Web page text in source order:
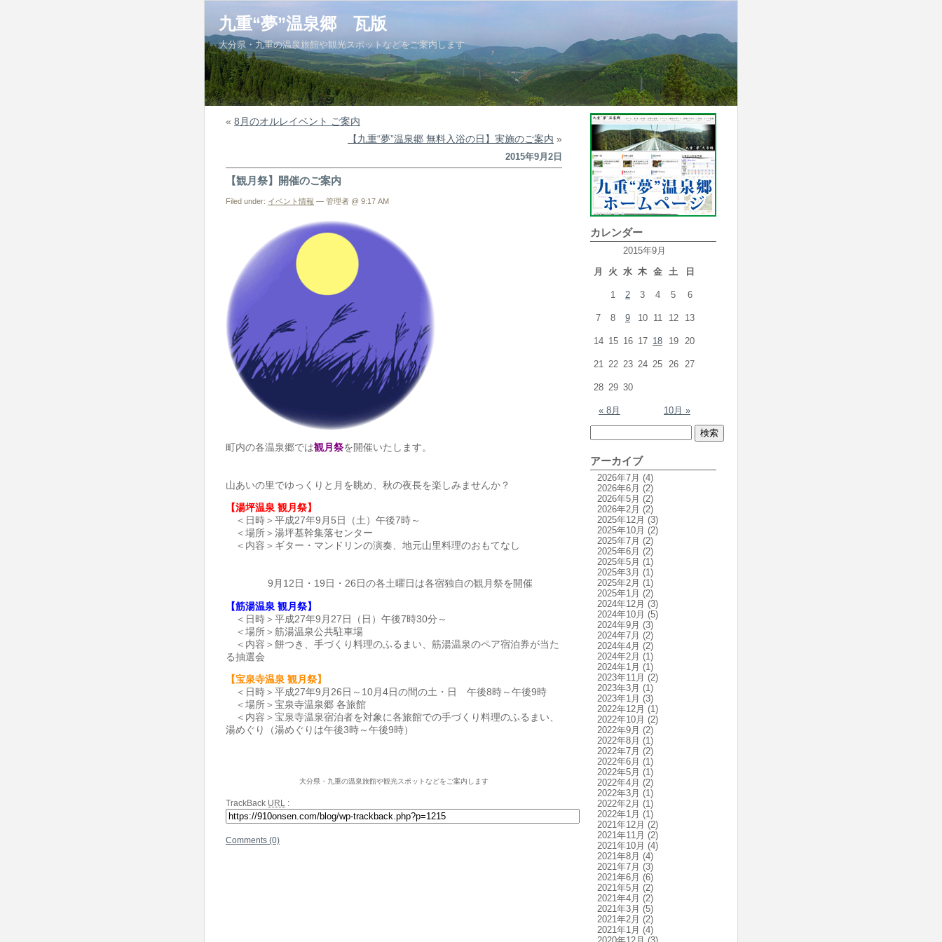
九重“夢”温泉郷 瓦版
大分県・九重の温泉旅館や観光スポットなどをご案内します
« 8月のオルレイベント ご案内
【九重“夢”温泉郷 無料入浴の日】実施のご案内 »
2015年9月2日
【観月祭】開催のご案内
Filed under: イベント情報 — 管理者 @ 9:17 AM
町内の各温泉郷では観月祭を開催いたします。
山あいの里でゆっくりと月を眺め、秋の夜長を楽しみませんか？
【湯坪温泉 観月祭】
＜日時＞平成27年9月5日（土）午後7時～
＜場所＞湯坪基幹集落センター
＜内容＞ギター・マンドリンの演奏、地元山里料理のおもてなし
9月12日・19日・26日の各土曜日は各宿独自の観月祭を開催
【筋湯温泉 観月祭】
＜日時＞平成27年9月27日（日）午後7時30分～
＜場所＞筋湯温泉公共駐車場
＜内容＞餅つき、手づくり料理のふるまい、筋湯温泉のペア宿泊券が当た
る抽選会
【宝泉寺温泉 観月祭】
＜日時＞平成27年9月26日～10月4日の間の土・日 午後8時～午後9時
＜場所＞宝泉寺温泉郷 各旅館
＜内容＞宝泉寺温泉宿泊者を対象に各旅館での手づくり料理のふるまい、
湯めぐり（湯めぐりは午後3時～午後9時）
大分県・九重の温泉旅館や観光スポットなどをご案内します
TrackBack URL :
Comments (0)
カレンダー
2015年9月
月
火 水 木 金 土 日
« 8月 10月 »
1 2 3 4 5 6
7 8 9 10 11 12 13
14 15 16 17 18 19 20
21 22 23 24 25 26 27
28 29 30
アーカイブ
2026年7月 (4)
2026年6月 (2)
2026年5月 (2)
2026年2月 (2)
2025年12月 (3)
2025年10月 (2)
2025年7月 (2)
2025年6月 (2)
2025年5月 (1)
2025年3月 (1)
2025年2月 (1)
2025年1月 (2)
2024年12月 (3)
2024年10月 (5)
2024年9月 (3)
2024年7月 (2)
2024年4月 (2)
2024年2月 (1)
2024年1月 (1)
2023年11月 (2)
2023年3月 (1)
2023年1月 (3)
2022年12月 (1)
2022年10月 (2)
2022年9月 (2)
2022年8月 (1)
2022年7月 (2)
2022年6月 (1)
2022年5月 (1)
2022年4月 (2)
2022年3月 (1)
2022年2月 (1)
2022年1月 (1)
2021年12月 (2)
2021年11月 (2)
2021年10月 (4)
2021年8月 (4)
2021年7月 (3)
2021年6月 (6)
2021年5月 (2)
2021年4月 (2)
2021年3月 (5)
2021年2月 (2)
2021年1月 (4)